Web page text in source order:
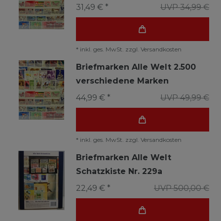
UVP 34,99 €
31,49 € *
* inkl. ges. MwSt. zzgl. Versandkosten
Briefmarken Alle Welt 2.500
verschiedene Marken
UVP 49,99 €
44,99 € *
* inkl. ges. MwSt. zzgl. Versandkosten
Briefmarken Alle Welt
Schatzkiste Nr. 229a
UVP 500,00 €
22,49 € *